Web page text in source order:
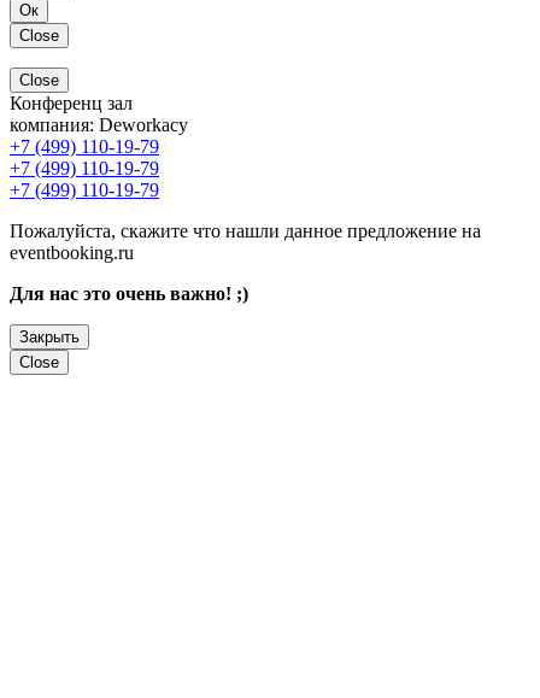
Ок
Close
Close
Конференц зал
компания: Deworkacy
+7 (499) 110-19-79
+7 (499) 110-19-79
+7 (499) 110-19-79
Пожалуйста, скажите что нашли данное предложение на
eventbooking.ru
Для нас это очень важно! ;)
Закрыть
Close